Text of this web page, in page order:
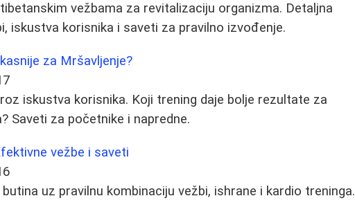
vežbama za revitalizaciju organizma. Detaljna
iskustva korisnika i saveti za pravilno izvođenje.
za Mršavljenje?
iskustva korisnika. Koji trening daje bolje rezultate za
Saveti za početnike i napredne.
vežbe i saveti
uz pravilnu kombinaciju vežbi, ishrane i kardio treninga.